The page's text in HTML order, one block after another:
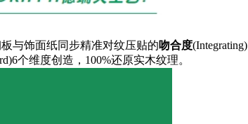
板与饰面纸同步精准对纹压贴的吻合度(Integrating)
6个维度创造，100%还原实木纹理。